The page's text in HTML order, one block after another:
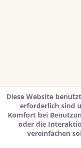
Diese Website
erforderlich sind
Komfort bei
oder die
vereinfachen